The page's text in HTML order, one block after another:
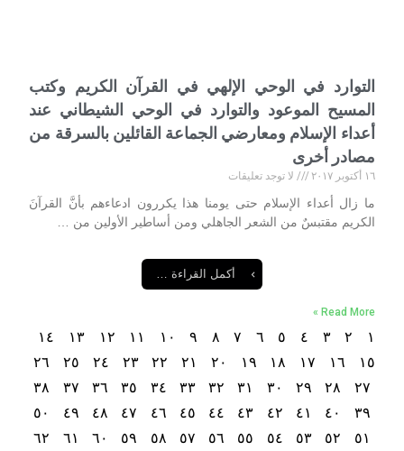
التوارد في الوحي الإلهي في القرآن الكريم وكتب
المسيح الموعود والتوارد في الوحي الشيطاني عند
أعداء الإسلام ومعارضي الجماعة القائلين بالسرقة من
مصادر أخرى
١٦ أكتوبر ٢٠١٧
لا توجد تعليقات
ما زال أعداء الإسلام حتى يومنا هذا يكررون ادعاءهم بأنَّ القرآنَ
الكريم مقتبسٌ من الشعر الجاهلي ومن أساطير الأولين من …
أكمل القراءة …
Read More »
١ ٢ ٣ ٤ ٥ ٦ ٧ ٨ ٩ ١٠ ١١ ١٢ ١٣
١٤
١٥
١٦ ١٧ ١٨ ١٩ ٢٠ ٢١ ٢٢ ٢٣ ٢٤ ٢٥
٢٦
٢٧
٢٨ ٢٩ ٣٠ ٣١ ٣٢ ٣٣ ٣٤ ٣٥ ٣٦ ٣٧
٣٨
٣٩
٤٠ ٤١ ٤٢ ٤٣ ٤٤ ٤٥ ٤٦ ٤٧ ٤٨ ٤٩
٥٠
٥١
٥٢ ٥٣ ٥٤ ٥٥ ٥٦ ٥٧ ٥٨ ٥٩ ٦٠ ٦١
٦٢